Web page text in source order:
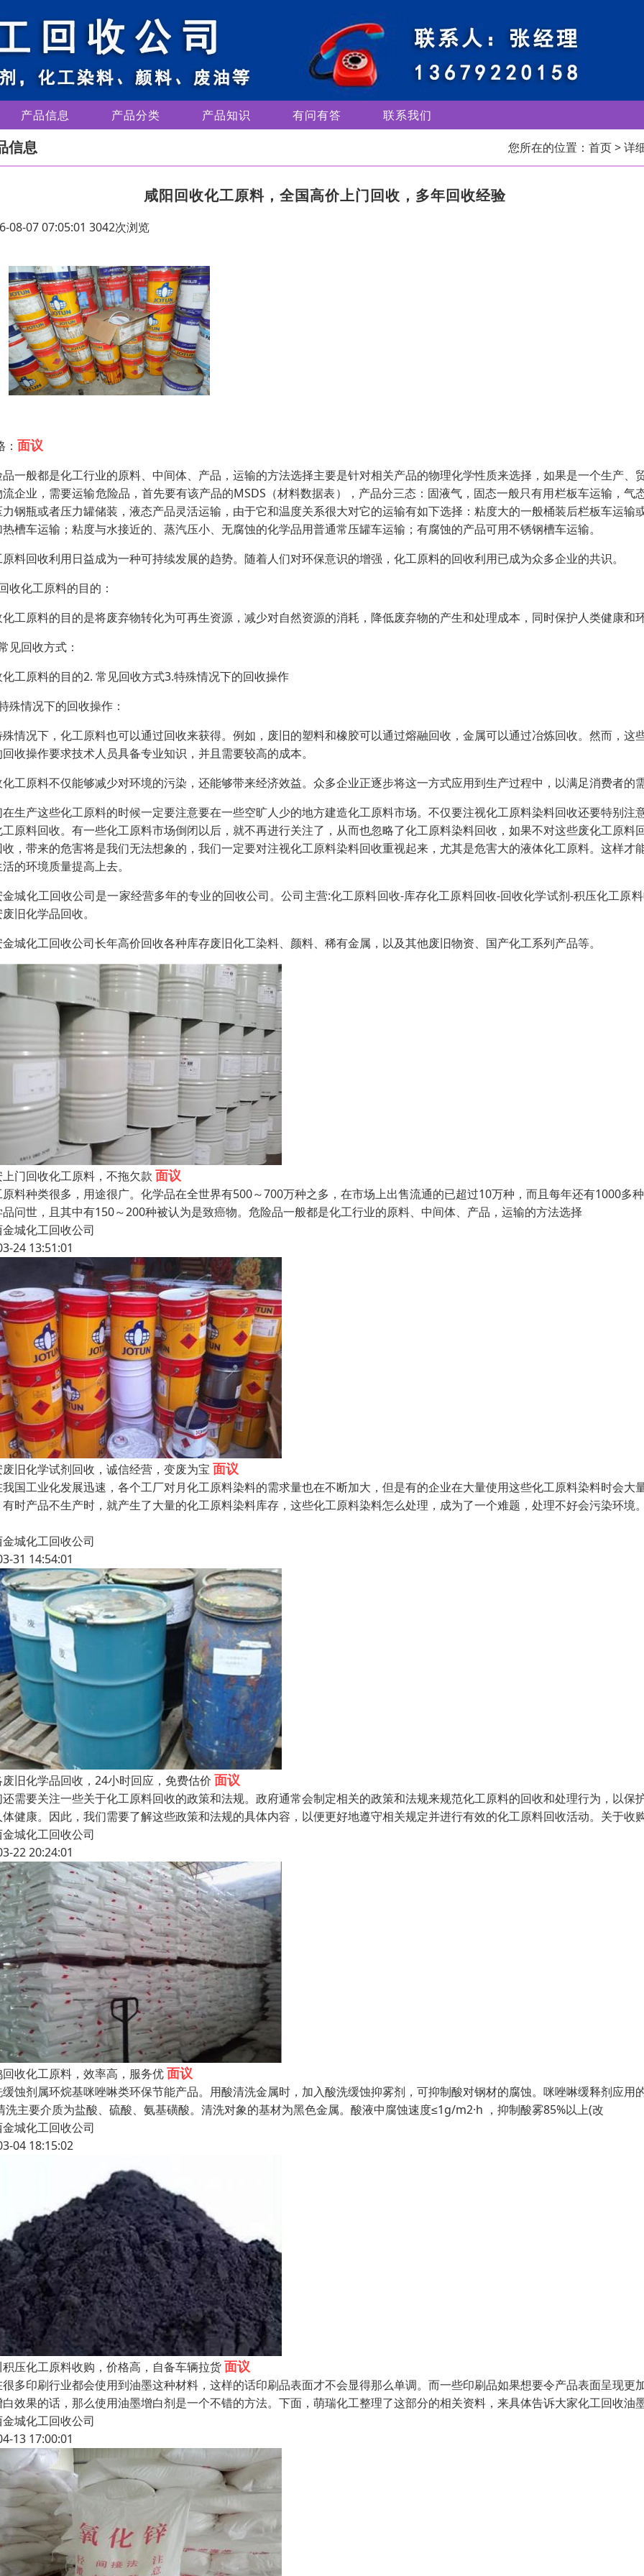
产品信息 产品分类 产品知识 有问有答 联系我们
信息 您所在的位置： 首页> 详
咸阳回收化工原料，全国高价上门回收，多年回收经验
08-07 07:05:01 3042次浏览
面议
一般都是化工行业的原料、中间体、产品，运输的方法选择主要是针对相关产品的物理化学性质来选择，如果是一个生产、
企业，需要运输危险品，首先要有该产品的MSDS（材料数据表），产品分三态：固液气，固态一般只有用栏板车运输，气
钢瓶或者压力罐储装，液态产品灵活运输，由于它和温度关系很大对它的运输有如下选择：粘度大的一般桶装后栏板车运输
槽车运输；粘度与水接近的、蒸汽压小、无腐蚀的化学品用普通常压罐车运输；有腐蚀的产品可用不锈钢槽车运输。
料回收利用日益成为一种可持续发展的趋势。随着人们对环保意识的增强，化工原料的回收利用已成为众多企业的共识。
收化工原料的目的：
工原料的目的是将废弃物转化为可再生资源，减少对自然资源的消耗，降低废弃物的产生和处理成本，同时保护人类健康和
见回收方式：
工原料的目的2. 常见回收方式3.特殊情况下的回收操作
殊情况下的回收操作：
情况下，化工原料也可以通过回收来获得。例如，废旧的塑料和橡胶可以通过熔融回收，金属可以通过冶炼回收。然而，这
收操作要求技术人员具备专业知识，并且需要较高的成本。
工原料不仅能够减少对环境的污染，还能够带来经济效益。众多企业正逐步将这一方式应用到生产过程中，以满足消费者的
生产这些化工原料的时候一定要注意要在一些空旷人少的地方建造化工原料市场。不仅要注视化工原料染料回收还要特别注
原料回收。有一些化工原料市场倒闭以后，就不再进行关注了，从而也忽略了化工原料染料回收，如果不对这些废化工原料
，带来的危害将是我们无法想象的，我们一定要对注视化工原料染料回收重视起来，尤其是危害大的液体化工原料。这样才
的环境质量提高上去。
金城化工回收公司是一家经营多年的专业的回收公司。公司主营:化工原料回收-库存化工原料回收-回收化学试剂-积压化工原
旧化学品回收。
城化工回收公司长年高价回收各种库存废旧化工染料、颜料、稀有金属，以及其他废旧物资、国产化工系列产品等。
门回收化工原料，不拖欠款 面议
料种类很多，用途很广。化学品在全世界有500～700万种之多，在市场上出售流通的已超过10万种，而且每年还有1000多
问世，且其中有150～200种被认为是致癌物。危险品一般都是化工行业的原料、中间体、产品，运输的方法选择
城化工回收公司
24 13:51:01
旧化学试剂回收，诚信经营，变废为宝 面议
国工业化发展迅速，各个工厂对月化工原料染料的需求量也在不断加大，但是有的企业在大量使用这些化工原料染料时会大
时产品不生产时，就产生了大量的化工原料染料库存，这些化工原料染料怎么处理，成为了一个难题，处理不好会污染环境
城化工回收公司
31 14:54:01
旧化学品回收，24小时回应，免费估价 面议
需要关注一些关于化工原料回收的政策和法规。政府通常会制定相关的政策和法规来规范化工原料的回收和处理行为，以保
健康。因此，我们需要了解这些政策和法规的具体内容，以便更好地遵守相关规定并进行有效的化工原料回收活动。关于收
城化工回收公司
22 20:24:01
收化工原料，效率高，服务优面议
蚀剂属环烷基咪唑啉类环保节能产品。用酸清洗金属时，加入酸洗缓蚀抑雾剂，可抑制酸对钢材的腐蚀。咪唑啉缓释剂应用
洗主要介质为盐酸、硫酸、氨基磺酸。清洗对象的基材为黑色金属。酸液中腐蚀速度≤1g/m2·h ，抑制酸雾85%以上(改
城化工回收公司
04 18:15:02
压化工原料收购，价格高，自备车辆拉货面议
多印刷行业都会使用到油墨这种材料，这样的话印刷品表面才不会显得那么单调。而一些印刷品如果想要令产品表面呈现更
效果的话，那么使用油墨增白剂是一个不错的方法。下面，萌瑞化工整理了这部分的相关资料，来具体告诉大家化工回收油
城化工回收公司
13 17:00:01